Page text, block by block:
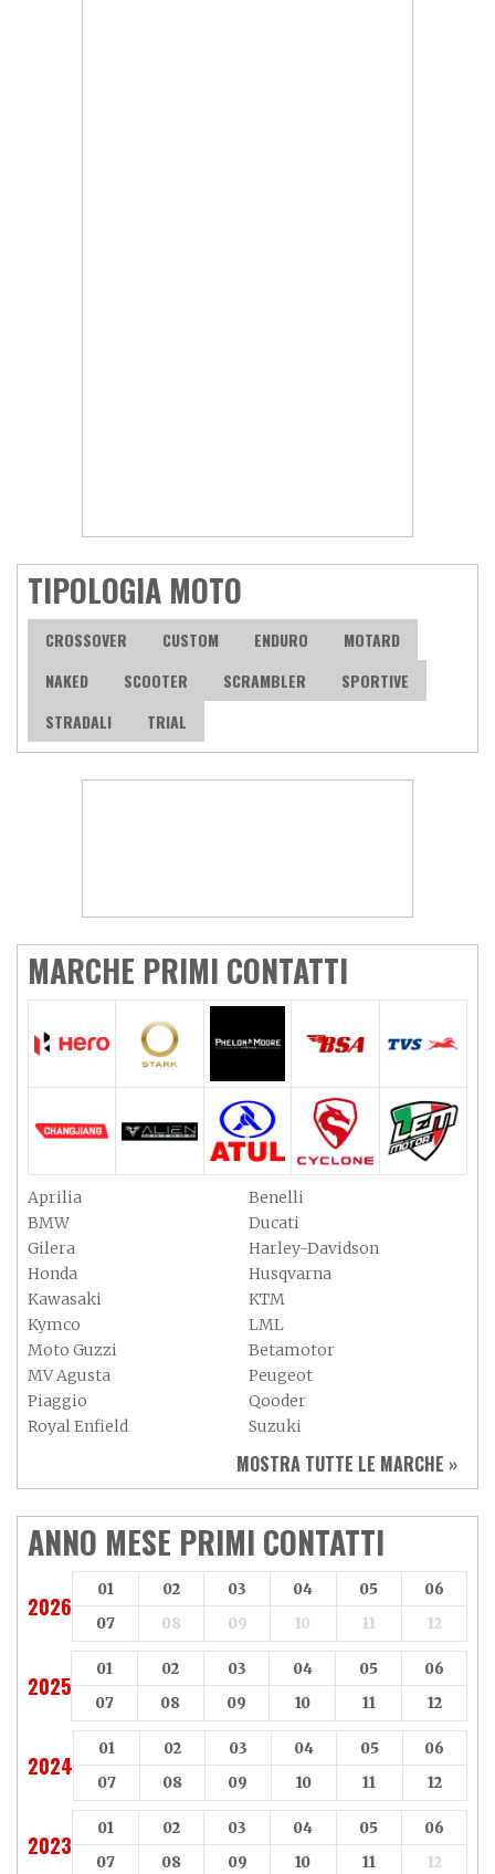
TIPOLOGIA MOTO
CROSSOVER CUSTOM ENDURO
MOTARD
NAKED
SCOOTER SCRAMBLER
SPORTIVE
STRADALI
TRIAL
MARCHE PRIMI CONTATTI
Aprilia
Benelli
BMW
Ducati
Gilera
Harley-Davidson
Honda
Husqvarna
Kawasaki
KTM
Kymco
LML
Moto Guzzi
Betamotor
MV Agusta
Peugeot
Piaggio
Qooder
Royal Enfield
Suzuki
Triumph
Yamaha
Aeon
Aspes
Axy
Baotian
MOSTRA TUTTE LE MARCHE »
ANNO MESE PRIMI CONTATTI
2026
01 02 03 04 05
06
07
08 09 10 11 12
2025
01 02 03 04 05
06
07
08 09 10 11 12
2024
01 02 03 04 05
06
07
08 09 10 11 12
2023
01 02 03 04 05
06
07
08 09 10 11 12